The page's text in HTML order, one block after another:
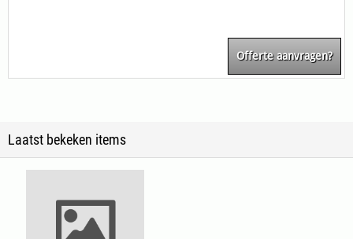
Offerte aanvragen?
Laatst bekeken items